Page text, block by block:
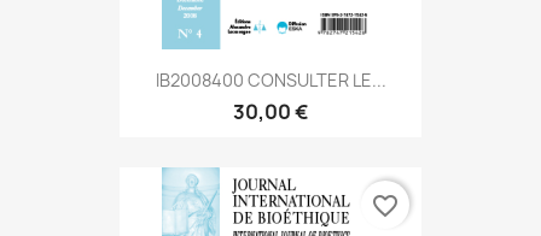
IB2008400 CONSULTER LE...
30,00 €
favorite_border